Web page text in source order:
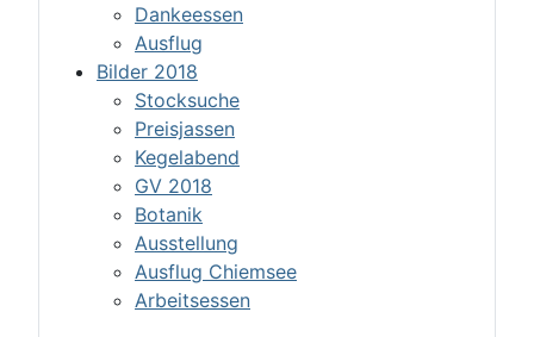
Dankeessen
Ausflug
Bilder 2018
Stocksuche
Preisjassen
Kegelabend
GV 2018
Botanik
Ausstellung
Ausflug Chiemsee
Arbeitsessen